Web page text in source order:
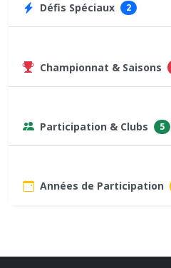
Défis Spéciaux 2
Championnat & Saisons
Participation & Clubs 5
Années de Participation